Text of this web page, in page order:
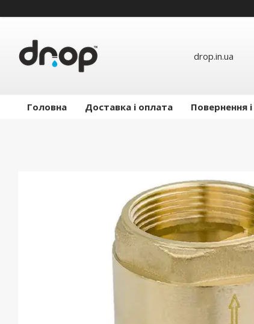
drop.in.ua
Головна Доставка і оплата Повернення